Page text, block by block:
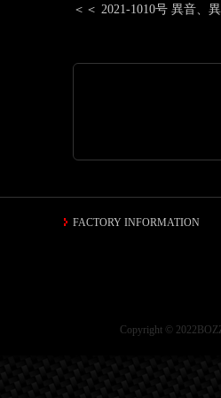
＜＜ 2021-1010号 異音、
FACTORY INFORMATION
Copyright ©